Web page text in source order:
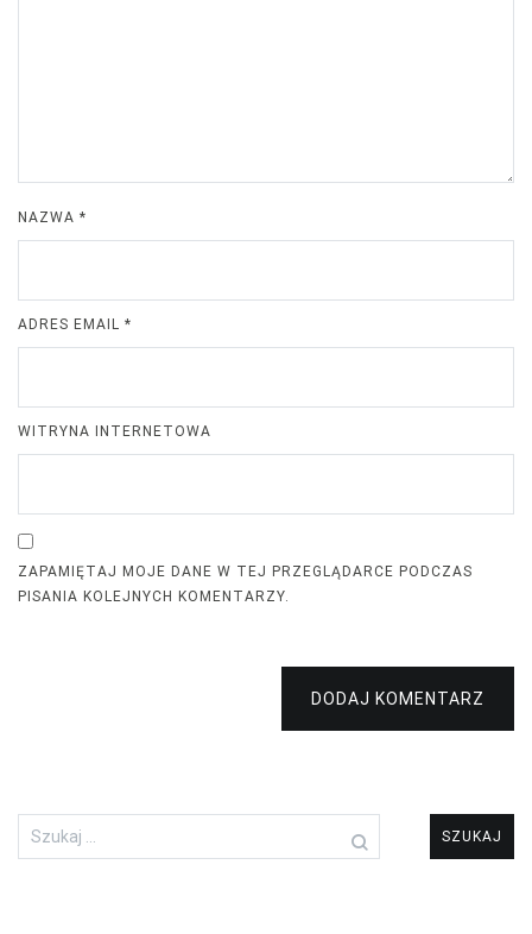
NAZWA *
ADRES EMAIL *
WITRYNA INTERNETOWA
ZAPAMIĘTAJ MOJE DANE W TEJ PRZEGLĄDARCE PODCZAS
PISANIA KOLEJNYCH KOMENTARZY.
DODAJ KOMENTARZ
Szukaj: